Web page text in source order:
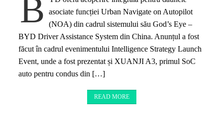
B
asociate funcției Urban Navigate on Autopilot
(NOA) din cadrul sistemului său God’s Eye –
BYD Driver Assistance System din China. Anunțul a fost
făcut în cadrul evenimentului Intelligence Strategy Launch
Event, unde a fost prezentat și XUANJI A3, primul SoC
auto pentru condus din […]
READ MORE